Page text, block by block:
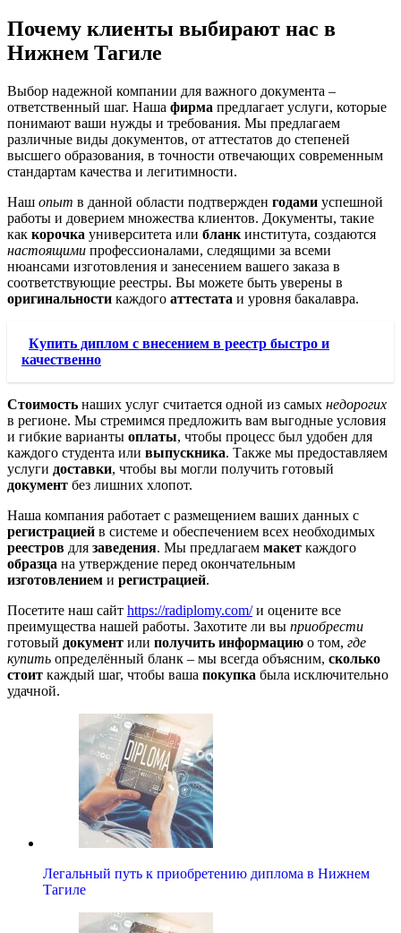
Почему клиенты выбирают нас в
Нижнем Тагиле
Выбор надежной компании для важного документа –
ответственный шаг. Наша фирма предлагает услуги, которые
понимают ваши нужды и требования. Мы предлагаем
различные виды документов, от аттестатов до степеней
высшего образования, в точности отвечающих современным
стандартам качества и легитимности.
Наш опыт в данной области подтвержден годами успешной
работы и доверием множества клиентов. Документы, такие
как корочка университета или бланк института, создаются
настоящими профессионалами, следящими за всеми
нюансами изготовления и занесением вашего заказа в
соответствующие реестры. Вы можете быть уверены в
оригинальности каждого аттестата и уровня бакалавра.
Купить диплом с внесением в реестр быстро и
качественно
Стоимость наших услуг считается одной из самых недорогих
в регионе. Мы стремимся предложить вам выгодные условия
и гибкие варианты оплаты, чтобы процесс был удобен для
каждого студента или выпускника. Также мы предоставляем
услуги доставки, чтобы вы могли получить готовый
документ без лишних хлопот.
Наша компания работает с размещением ваших данных с
регистрацией в системе и обеспечением всех необходимых
реестров для заведения. Мы предлагаем макет каждого
образца на утверждение перед окончательным
изготовлением и регистрацией.
Посетите наш сайт https://radiplomy.com/и оцените все
преимущества нашей работы. Захотите ли вы приобрести
готовый документ или получить информацию о том, где
купить определённый бланк – мы всегда объясним, сколько
стоит каждый шаг, чтобы ваша покупка была исключительно
удачной.
Легальный путь к приобретению диплома в Нижнем
Тагиле